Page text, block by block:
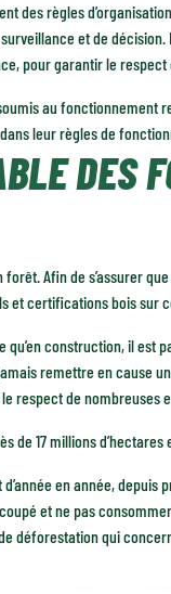
des règles
et de
pour garantir le
au fonctionnement
leur règles de
DES
Afin de s’assurer
et certifications bois sur
construction, il est
remettre en cause
respect de nombreuses
de 17 millions
en année, depuis
et ne pas
déforestation qui